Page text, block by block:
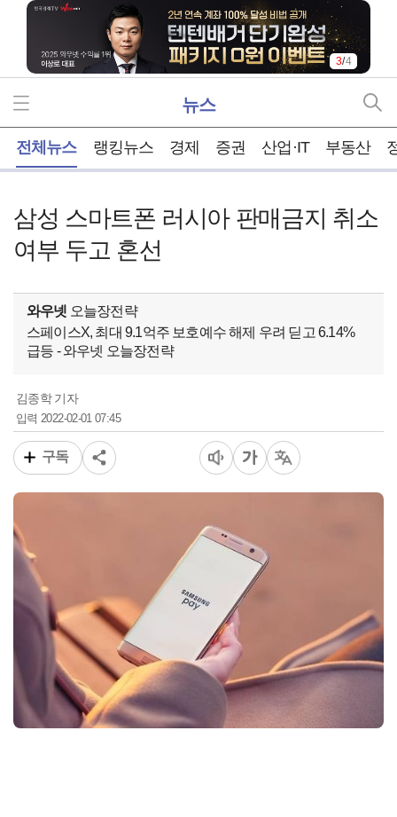
3/4
뉴스
전체뉴스 랭킹뉴스 경제 증권 산업·IT 부동산
삼성 스마트폰 러시아 판매금지 취소
여부 두고 혼선
와우넷 오늘장전략
스페이스X, 최대 9.1억주 보호예수 해제 우려 딛고 6.14%
급등 - 와우넷 오늘장전략
김종학 기자
입력 2022-02-01 07:45
구독